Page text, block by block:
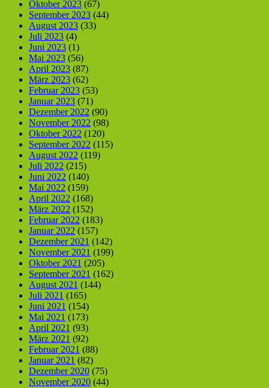
Oktober 2023 (67)
September 2023 (44)
August 2023 (33)
Juli 2023 (4)
Juni 2023 (1)
Mai 2023 (56)
April 2023 (87)
März 2023 (62)
Februar 2023 (53)
Januar 2023 (71)
Dezember 2022 (90)
November 2022 (98)
Oktober 2022 (120)
September 2022 (115)
August 2022 (119)
Juli 2022 (215)
Juni 2022 (140)
Mai 2022 (159)
April 2022 (168)
März 2022 (152)
Februar 2022 (183)
Januar 2022 (157)
Dezember 2021 (142)
November 2021 (199)
Oktober 2021 (205)
September 2021 (162)
August 2021 (144)
Juli 2021 (165)
Juni 2021 (154)
Mai 2021 (173)
April 2021 (93)
März 2021 (92)
Februar 2021 (88)
Januar 2021 (82)
Dezember 2020 (75)
November 2020 (44)